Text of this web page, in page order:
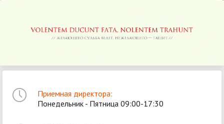
Приемная директора:
Понедельник - Пятница 09:00-17:30